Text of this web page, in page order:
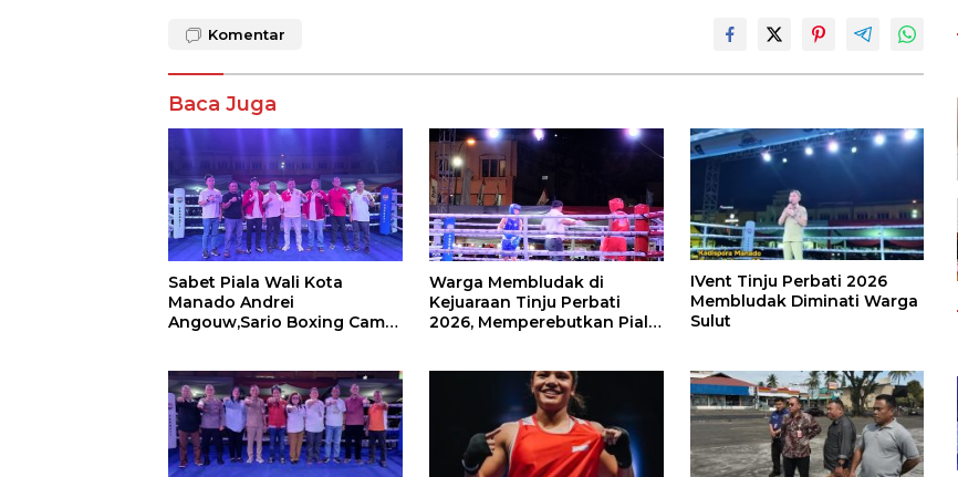
Komentar
Baca Juga
Sabet Piala Wali Kota
Manado Andrei
Angouw,Sario Boxing Camp
Warga Membludak di
Kejuaraan Tinju Perbati
2026, Memperebutkan Piala
IVent Tinju Perbati 2026
Membludak Diminati Warga
Sulut